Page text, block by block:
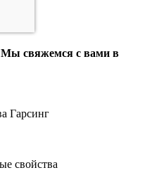
Мы свяжемся с вами в
Гарсинг
свойства